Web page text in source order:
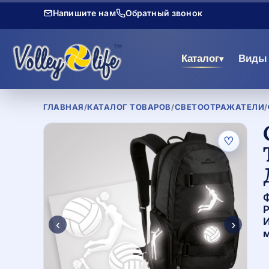
Напишите нам Обратный звонок
Каталог▾ Виды
ГЛАВНАЯ/КАТАЛОГ ТОВАРОВ/СВЕТООТРАЖАТЕЛИ/
♡
‹ ›